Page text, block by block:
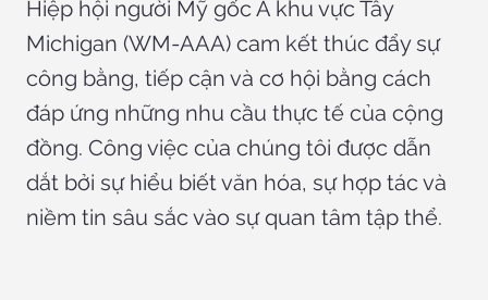
Hiệp hội người Mỹ gốc Á khu vực Tây
Michigan (WM-AAA) cam kết thúc đẩy sự
công bằng, tiếp cận và cơ hội bằng cách
đáp ứng những nhu cầu thực tế của cộng
đồng. Công việc của chúng tôi được dẫn
dắt bởi sự hiểu biết văn hóa, sự hợp tác và
niềm tin sâu sắc vào sự quan tâm tập thể.